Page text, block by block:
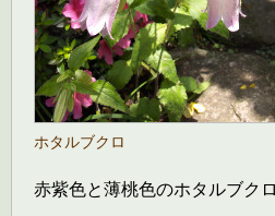
ホタルブクロ
赤紫色と薄桃色のホタルブク